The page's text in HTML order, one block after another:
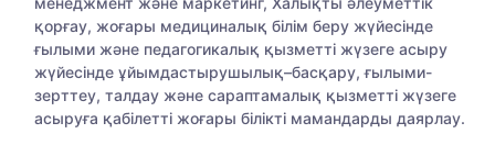
қорғау, жоғары медициналық білім беру жүйесінде
ғылыми және педагогикалық қызметті жүзеге асыру
жүйесінде ұйымдастырушылық–басқару, ғылыми-
зерттеу, талдау және сараптамалық қызметті жүзеге
асыруға қабілетті жоғары білікті мамандарды даярлау.